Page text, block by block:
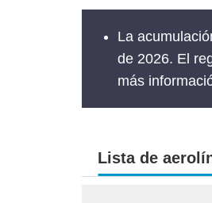
La
de 2026. El
más
Lista de